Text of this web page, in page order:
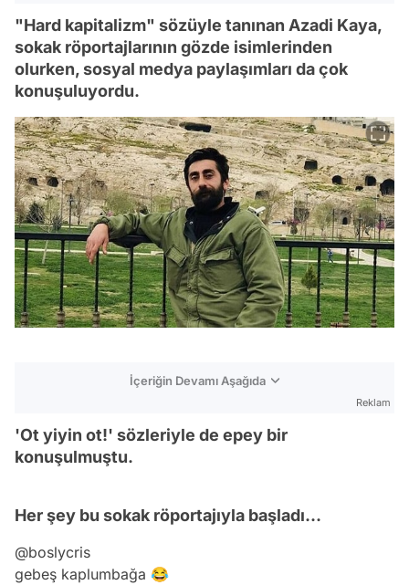
"Hard kapitalizm" sözüyle tanınan Azadi Kaya,
sokak röportajlarının gözde isimlerinden
olurken, sosyal medya paylaşımları da çok
konuşuluyordu.
İçeriğin Devamı Aşağıda
Reklam
'Ot yiyin ot!' sözleriyle de epey bir
konuşulmuştu.
Her şey bu sokak röportajıyla başladı...
@boslycris
gebeş kaplumbağa 😂